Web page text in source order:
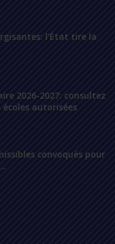
l’État tire la
2026-2027: consultez
autorisées
convoqués pour